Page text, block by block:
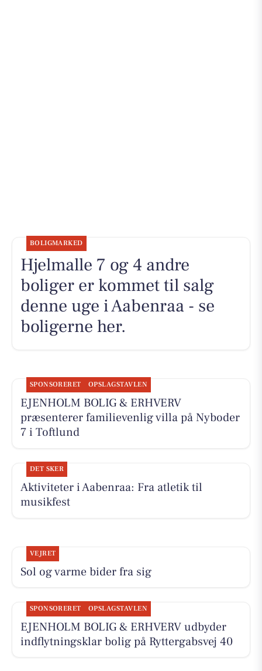
BOLIGMARKED
Hjelmalle 7 og 4 andre
boliger er kommet til salg
denne uge i Aabenraa - se
boligerne her.
SPONSORERET OPSLAGSTAVLEN
EJENHOLM BOLIG & ERHVERV
præsenterer familievenlig villa på Nyboder
7 i Toftlund
DET SKER
Aktiviteter i Aabenraa: Fra atletik til
musikfest
VEJRET
Sol og varme bider fra sig
SPONSORERET OPSLAGSTAVLEN
EJENHOLM BOLIG & ERHVERV udbyder
indflytningsklar bolig på Ryttergabsvej 40